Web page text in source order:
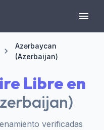
Azərbaycan
(Azerbaijan)
Libre en
)
verificadas